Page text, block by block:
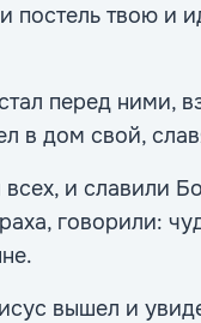
постель твою и
перед ними,
в дом свой,
и славили
говорили:
вышел и